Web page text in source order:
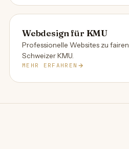
Webdesign für KMU
Professionelle Websites zu
Schweizer KMU.
MEHR ERFAHREN